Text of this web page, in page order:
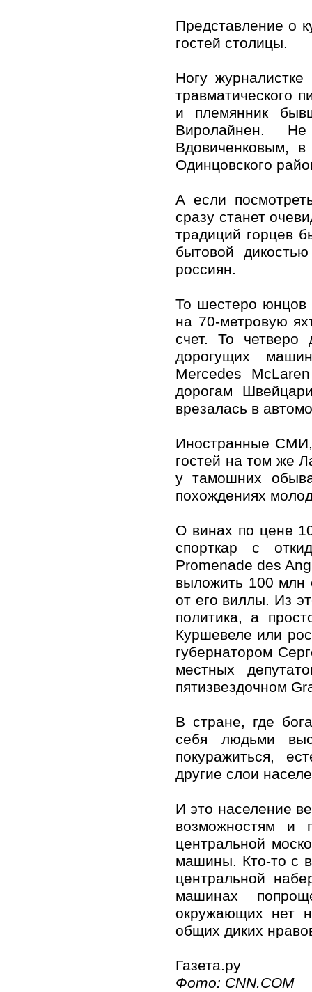
Представление о
гостей столицы.
Ногу
травматического
и племянник
Виролайнен.
Вдовиченковым,
Одинцовского
А если
сразу станет
традиций горцев
бытовой
россиян.
То шестеро юнцов
на 70-метровую
счет. То
дорогущих
Mercedes
дорогам
врезалась в
Иностранные СМИ,
гостей на том же
у тамошних
похождениях
О винах по цене
спорткар с
Promenade des
выложить 100 млн
от его виллы. Из
политика, а
Куршевеле или
губернатором
местных
пятизвездочном
В стране, где
себя людьми
покуражиться,
другие слои
И это население
возможностям и
центральной
машины. Кто-то с
центральной
машинах
окружающих нет
общих диких
Газета.ру
Фото: CNN.COM